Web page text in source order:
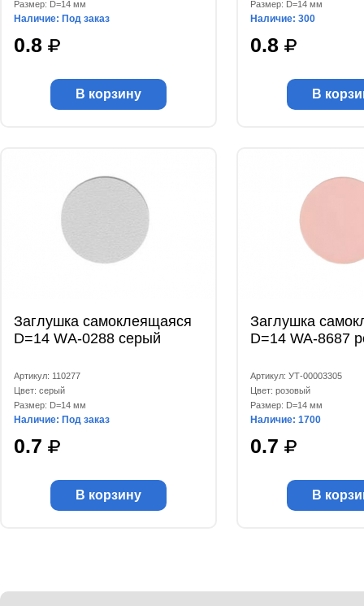
Размер: D=14 мм
Наличие: Под заказ
0.8
В корзину
Размер: D=14 мм
Наличие: 300
0.8
В
Заглушка самоклеящаяся
D=14 WА-0288 серый
Артикул: 110277
Цвет: серый
Размер: D=14 мм
Наличие: Под заказ
0.7
В корзину
Заглушка
D=14 WA-8687
Артикул: УТ-00003305
Цвет: розовый
Размер: D=14 мм
Наличие: 1700
0.7
В